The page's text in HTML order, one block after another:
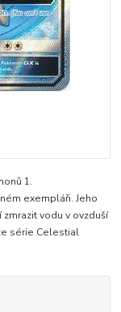
1.
exempláři. Jeho
vodu v ovzduší
série Celestial